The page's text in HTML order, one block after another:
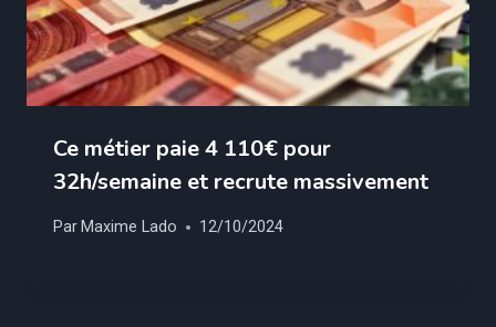
Ce métier paie 4 110€ pour
32h/semaine et recrute massivement
Par Maxime Lado 12/10/2024